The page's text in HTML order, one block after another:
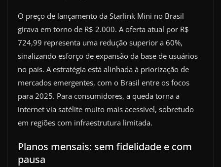
O preço de lançamento da Starlink Mini no Brasil
girava em torno de R$ 2.000. A oferta atual por R$
724,99 representa uma redução superior a 60%,
sinalizando esforço de expansão da base de usuários
no país. A estratégia está alinhada à priorização de
mercados emergentes, com o Brasil entre os focos
para 2025. Para consumidores, a queda torna a
internet via satélite muito mais acessível, sobretudo
em regiões com infraestrutura limitada.
Planos mensais: sem fidelidade e com
pausa